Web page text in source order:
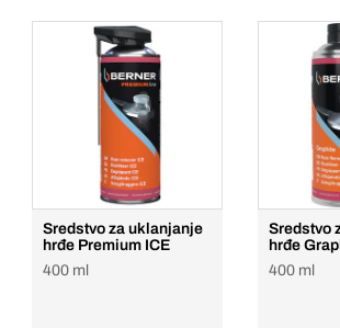
Sredstvo za uklanjanje
hrđe Premium ICE
400 ml
Sredstvo
hrđe
400 ml